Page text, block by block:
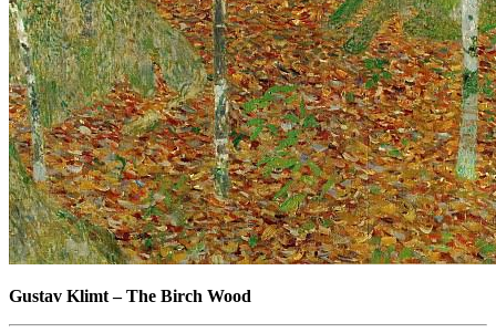
Gustav Klimt–The Birch Wood